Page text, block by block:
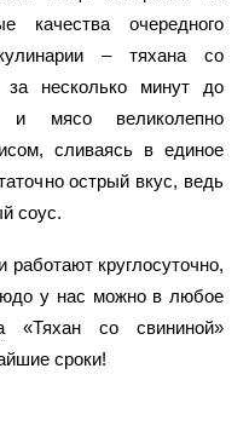
качества очередного
– тяхана со
за несколько минут до
и мясо великолепно
сливаясь в единое
острый вкус, ведь
соус.
работают круглосуточно,
у нас можно в любое
«Тяхан со свининой»
сроки!